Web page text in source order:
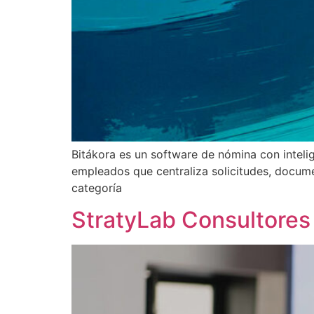
Bitákora es un software de nómina con
empleados que centraliza solicitudes,
categoría
StratyLab Consultores